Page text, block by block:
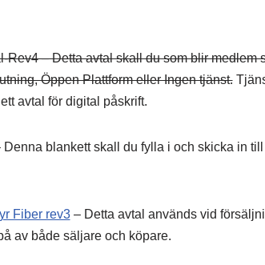
Rev4 – Detta avtal skall du som blir medlem
Öppen Plattform eller Ingen tjänst.
avtal för digital påskrift.
Denna blankett skall du fylla i och skicka in
Fiber rev3– Detta avtal används vid
av både säljare och köpare.